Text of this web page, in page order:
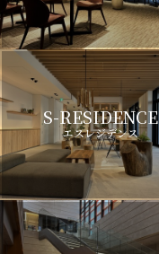
S-RESIDENCE
エスレジデンス